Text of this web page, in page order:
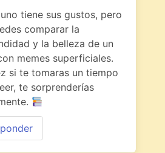
tiene sus gustos, pero
comparar la
y la belleza de un
memes superficiales.
si te tomaras un tiempo
te sorprenderías